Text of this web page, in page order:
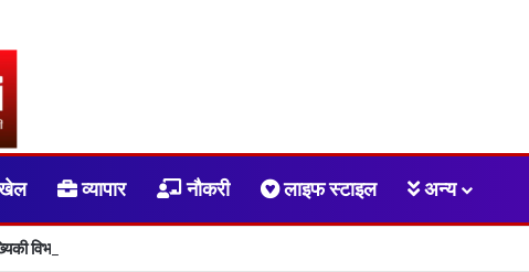
व्यापार नौकरी लाइफ स्टाइल अन्य
विभाग और आईआईएम रायपुर के बीच एमओयू